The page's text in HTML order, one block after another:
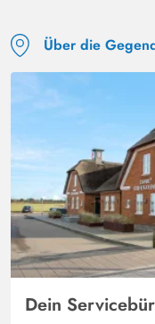
Über die
Dein